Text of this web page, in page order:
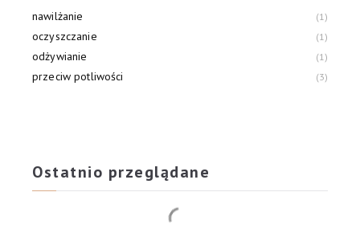
nawilżanie 1
oczyszczanie 1
odżywianie 1
przeciw potliwości 3
Ostatnio przeglądane